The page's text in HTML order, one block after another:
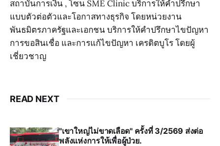
สถาบันการเงิน , โซน SME Clinic บริการให้คำปรึกษา
แบบตัวต่อตัวและโอกาสทางธุรกิจ โดยหน่วยงาน
พันธมิตรภาครัฐและเอกชน บริการให้คำปรึกษาไขปัญหา
การขอสินเชื่อ และการแก้ไขปัญหา เครดิตบูโร โดยผู้
เชี่ยวชาญ
READ NEXT
"เขาใหญ่ไม่ขาดเลือด" ครั้งที่ 3/2569 ส่งต่อ
พลังแห่งการให้เพื่อผู้ป่วย.